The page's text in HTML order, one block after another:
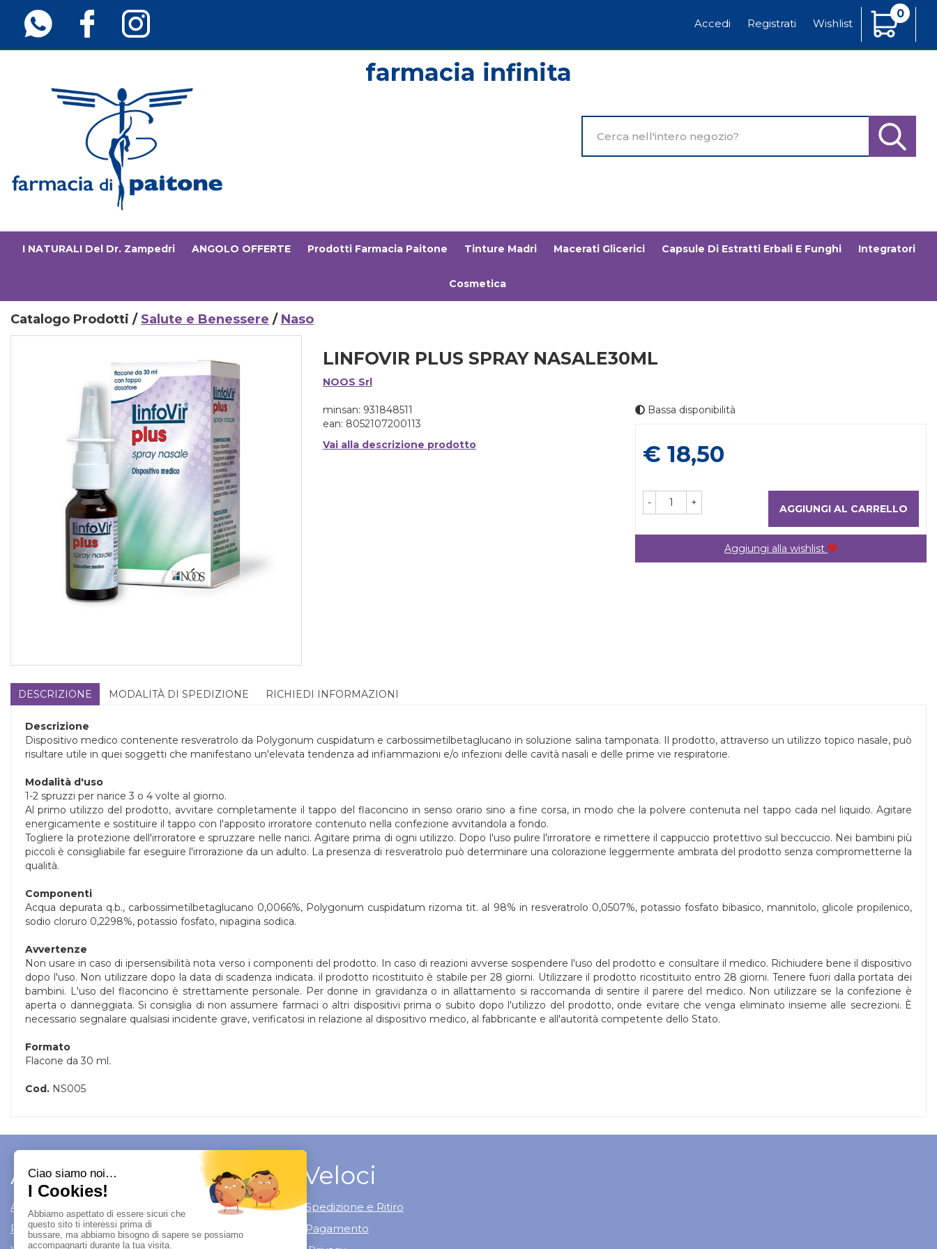
contenuto
principale
Accedi Registrati Wishlist
0
Articoli
Inseriti
Farmaciainfinita.it
Prodotto
Cerca
I NATURALI Del Dr. Zampedri ANGOLO OFFERTE Prodotti Farmacia Paitone Tinture Madri Macerati Glicerici Capsule Di Estratti Erbali E Funghi Integratori
Cosmetica
Catalogo Prodotti / Salute e Benessere / Naso
LINFOVIR PLUS SPRAY NASALE30ML
NOOS Srl
minsan: 931848511
ean: 8052107200113
Vai alla descrizione prodotto
Bassa disponibilità
Prezzo
€ 18,50
- + AGGIUNGI AL CARRELLO
Aggiungi alla wishlist
DESCRIZIONE MODALITÀ DI SPEDIZIONE RICHIEDI INFORMAZIONI
Descrizione
Dispositivo medico contenente resveratrolo da Polygonum cuspidatum e carbossimetilbetaglucano in soluzione salina tamponata. Il prodotto, attraverso un utilizzo topico nasale, può
risultare utile in quei soggetti che manifestano un'elevata tendenza ad infiammazioni e/o infezioni delle cavità nasali e delle prime vie respiratorie.
Modalità d'uso
1-2 spruzzi per narice 3 o 4 volte al giorno.
Al primo utilizzo del prodotto, avvitare completamente il tappo del flaconcino in senso orario sino a fine corsa, in modo che la polvere contenuta nel tappo cada nel liquido. Agitare
energicamente e sostituire il tappo con l'apposito irroratore contenuto nella confezione avvitandola a fondo.
Togliere la protezione dell'irroratore e spruzzare nelle narici. Agitare prima di ogni utilizzo. Dopo l'uso pulire l'irroratore e rimettere il cappuccio protettivo sul beccuccio. Nei bambini più
piccoli è consigliabile far eseguire l'irrorazione da un adulto. La presenza di resveratrolo può determinare una colorazione leggermente ambrata del prodotto senza comprometterne la
qualità.
Componenti
Acqua depurata q.b., carbossimetilbetaglucano 0,0066%, Polygonum cuspidatum rizoma tit. al 98% in resveratrolo 0,0507%, potassio fosfato bibasico, mannitolo, glicole propilenico,
sodio cloruro 0,2298%, potassio fosfato, nipagina sodica.
Avvertenze
Non usare in caso di ipersensibilità nota verso i componenti del prodotto. In caso di reazioni avverse sospendere l'uso del prodotto e consultare il medico. Richiudere bene il dispositivo
dopo l'uso. Non utilizzare dopo la data di scadenza indicata. il prodotto ricostituito è stabile per 28 giorni. Utilizzare il prodotto ricostituito entro 28 giorni. Tenere fuori dalla portata dei
bambini. L'uso del flaconcino è strettamente personale. Per donne in gravidanza o in allattamento si raccomanda di sentire il parere del medico. Non utilizzare se la confezione è
aperta o danneggiata. Si consiglia di non assumere farmaci o altri dispositivi prima o subito dopo l'utilizzo del prodotto, onde evitare che venga eliminato insieme alle secrezioni. È
necessario segnalare qualsiasi incidente grave, verificatosi in relazione al dispositivo medico, al fabbricante e all'autorità competente dello Stato.
Formato
Flacone da 30 ml.
Cod. NS005
Area Utente
Area utente
Registrati
Link Veloci
Modalità di Spedizione e Ritiro
Modalità di Pagamento